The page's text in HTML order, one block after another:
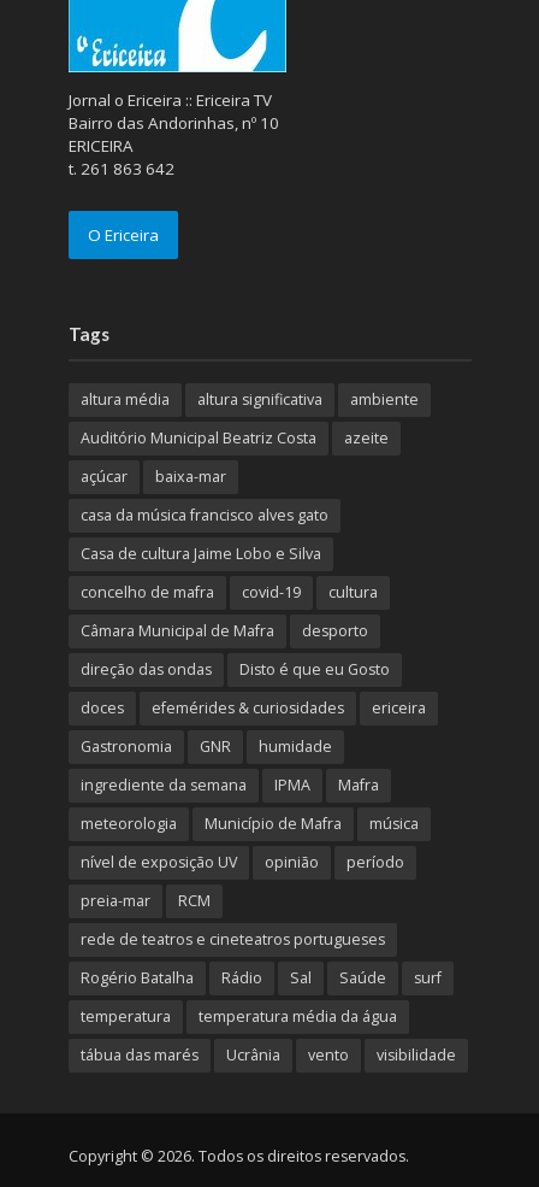
Jornal o Ericeira :: Ericeira TV
Bairro das Andorinhas, nº 10
ERICEIRA
t. 261 863 642
O Ericeira
Tags
altura média altura significativa
ambiente
Auditório Municipal Beatriz Costa
azeite
açúcar
baixa-mar
casa da música francisco alves gato
Casa de cultura Jaime Lobo e Silva
concelho de mafra
covid-19
cultura
Câmara Municipal de Mafra
desporto
direção das ondas
Disto é que eu Gosto
doces
efemérides & curiosidades
ericeira
Gastronomia
GNR
humidade
ingrediente da semana
IPMA
Mafra
meteorologia
Município de Mafra
música
nível de exposição UV
opinião
período
preia-mar
RCM
rede de teatros e cineteatros portugueses
Rogério Batalha
Rádio Sal Saúde
surf
temperatura
temperatura média da água
tábua das marés
Ucrânia vento visibilidade
Copyright © 2026. Todos os direitos reservados.